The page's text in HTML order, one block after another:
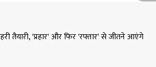
तैयारी, 'प्रहार' और फिर 'रफ्तार' से जीतने आएंगे